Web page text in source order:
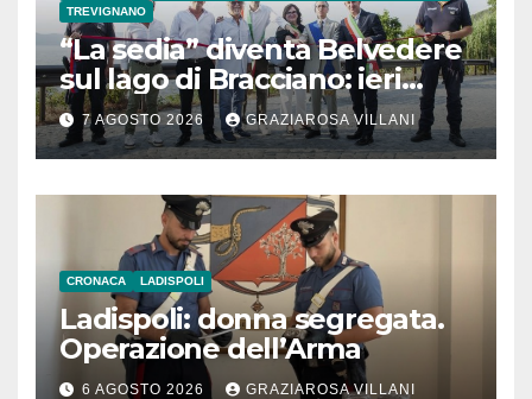
TREVIGNANO
“La sedia” diventa Belvedere
sul lago di Bracciano: ieri
l’inaugurazione
7 AGOSTO 2026 GRAZIAROSA VILLANI
CRONACA LADISPOLI
Ladispoli: donna segregata.
Operazione dell’Arma
6 AGOSTO 2026 GRAZIAROSA VILLANI